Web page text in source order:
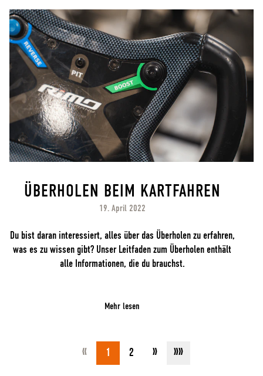
ÜBERHOLEN BEIM KARTFAHREN
19. April 2022
Du bist daran interessiert, alles über das Überholen zu erfahren,
was es zu wissen gibt? Unser Leitfaden zum Überholen enthält
alle Informationen, die du brauchst.
Mehr lesen
« 1 2 » »»